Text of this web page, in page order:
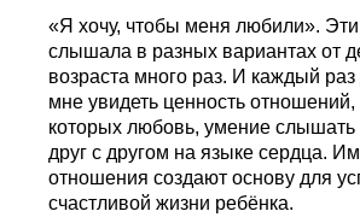
«Я хочу, чтобы меня любили».
слышала в разных вариантах от
возраста много раз. И каждый раз
мне увидеть ценность
которых любовь, умение слышать
друг с другом на языке сердца.
отношения создают основу для
счастливой жизни ребёнка.